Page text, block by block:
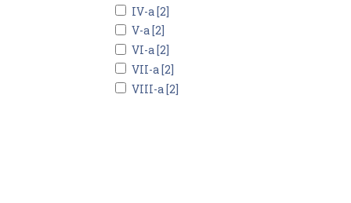
IV-a [2]
V-a [2]
VI-a [2]
VII-a [2]
VIII-a [2]